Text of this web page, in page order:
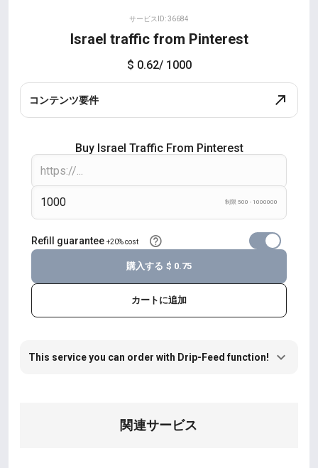
サービスID: 36684
Israel traffic from Pinterest
$ 0.62/ 1000
コンテンツ要件
Buy Israel Traffic From Pinterest
制限 500 - 1000000
Refill guarantee +20% cost
カートに追加
購入する $ 0.75
This service you can order with Drip-Feed function!
関連サービス